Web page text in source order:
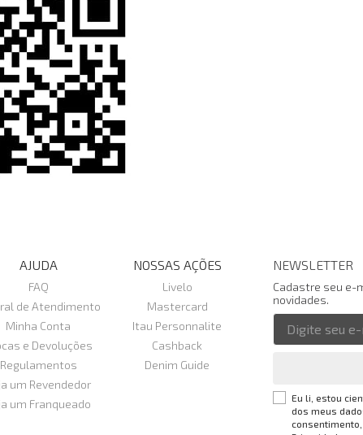
AJUDA
FAQ
de Atendimento
Minha Conta
e Devoluções
Regulamentos
um Revendedor
um Franqueado
NOSSAS AÇÕES
Livelo
Mastercard
Itau Personnalite
Cashback
Denim Guide
NEWSLETTER
Cadastre seu e-
novidades.
Eu li, estou
dos meus